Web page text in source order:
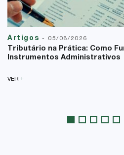
Artigos - 05/08/2026
Tributário na Prática: Como
Instrumentos Administrativos
VER +